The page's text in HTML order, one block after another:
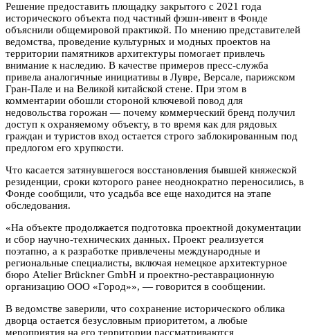
Решение предоставить площадку закрытого с 2021 года
исторического объекта под частный фэшн-ивент в Фонде
объяснили общемировой практикой. По мнению представителей
ведомства, проведение культурных и модных проектов на
территории памятников архитектуры помогает привлечь
внимание к наследию. В качестве примеров пресс-служба
привела аналогичные инициативы в Лувре, Версале, парижском
Гран-Пале и на Великой китайской стене. При этом в
комментарии обошли стороной ключевой повод для
недовольства горожан — почему коммерческий бренд получил
доступ к охраняемому объекту, в то время как для рядовых
граждан и туристов вход остается строго заблокированным под
предлогом его хрупкости.
Что касается затянувшегося восстановления бывшей княжеской
резиденции, сроки которого ранее неоднократно переносились, в
Фонде сообщили, что усадьба все еще находится на этапе
обследования.
«На объекте продолжается подготовка проектной документации
и сбор научно-технических данных. Проект реализуется
поэтапно, а к разработке привлечены международные и
региональные специалисты, включая немецкое архитектурное
бюро Atelier Brückner GmbH и проектно-реставрационную
организацию ООО «Город»», — говорится в сообщении.
В ведомстве заверили, что сохранение исторического облика
дворца остается безусловным приоритетом, а любые
мероприятия на его территории рассматриваются